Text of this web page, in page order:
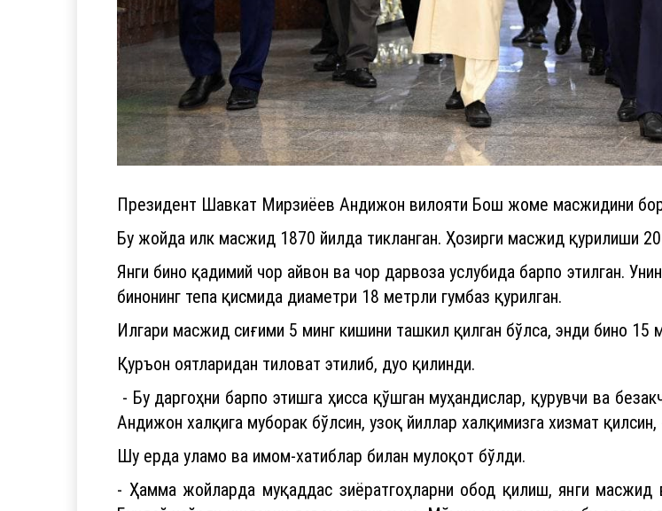
Президент Шавкат Мирзиёев Андижон вилояти Бош жоме масжидини
Бу жойда илк масжид 1870 йилда тикланган. Ҳозирги масжид қурилиши
Янги бино қадимий чор айвон ва чор дарвоза услубида барпо этилган.
бинонинг тепа қисмида диаметри 18 метрли гумбаз қурилган.
Илгари масжид сиғими 5 минг кишини ташкил қилган бўлса, энди бино 15
Қуръон оятларидан тиловат этилиб, дуо қилинди.
- Бу даргоҳни барпо этишга ҳисса қўшган муҳандислар, қурувчи ва
Андижон халқига муборак бўлсин, узоқ йиллар халқимизга хизмат
Шу ерда уламо ва имом-хатиблар билан мулоқот бўлди.
- Ҳамма жойларда муқаддас зиёратгоҳларни обод қилиш, янги масжид